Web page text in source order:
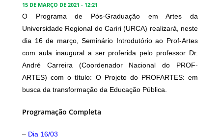
15 DE MARÇO DE 2021 - 12:21
O Programa de Pós-Graduação em Artes da
Universidade Regional do Cariri (URCA) realizará, neste
dia 16 de março, Seminário Introdutório ao Prof-Artes
com aula inaugural a ser proferida pelo professor Dr.
André Carreira (Coordenador Nacional do PROF-
ARTES) com o título: O Projeto do PROFARTES: em
busca da transformação da Educação Pública.
Programação Completa
– Dia 16/03